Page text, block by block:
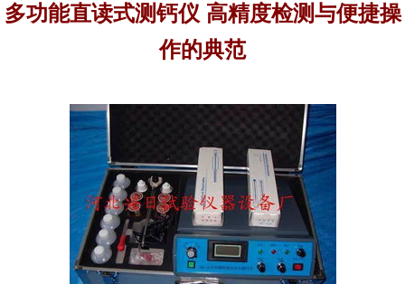
多功能直读式测钙仪 高精度检测与便捷操
作的典范